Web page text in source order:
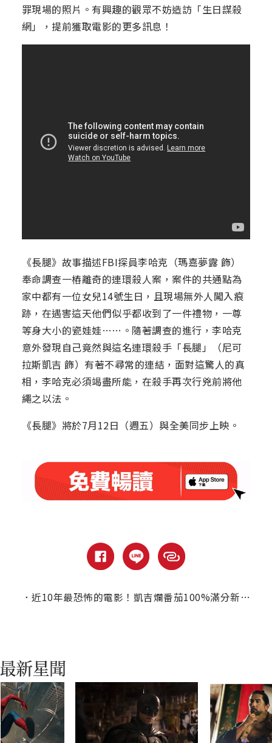
罪現場的照片。有興趣的觀眾不妨造訪「生日謀殺
網」，提前獲取電影的更多訊息！
《長腿》故事描述FBI探員李哈克（瑪嘉夢露 飾）
奉命調查一樁離奇的連環殺人案，案件的共通點為
家中都有一位女兒14號生日，且現場無外人闖入痕
跡，在遇害這天他們似乎都收到了一件禮物，一尊
等身大小的瓷娃娃……。隨著調查的進行，李哈克
意外發現自己竟然與這名連環殺手「長腿」（尼可
拉斯凱吉 飾）有著不尋常的連結，面對這驚人的真
相，李哈克必須竭盡所能，在殺手再次行兇前將他
繩之以法。
《長腿》將於7月12日（週五）與全美同步上映。
． 近10年最恐怖的電影！凱吉爛番茄100%滿分新片【長腿】化身噩夢版長腿叔叔